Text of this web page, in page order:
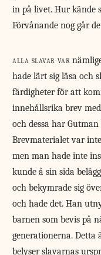
in på livet. Hur kände
Förvånande nog går
alla slavar var
hade lärt sig läsa och
färdigheter för att
innehållsrika brev
och dessa har
Brevmaterialet var
men man hade inte
kunde å sin sida
och bekymrade sig
och hade det. Han
barnen som bevis på
generationerna. Detta
belyser slavarnas